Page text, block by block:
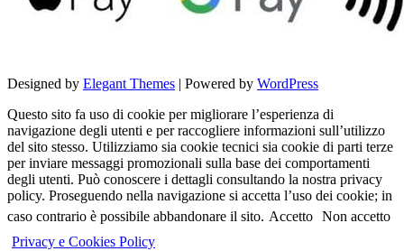
Designed by Elegant Themes | Powered by WordPress
Questo sito fa uso di cookie per migliorare l’esperienza di
navigazione degli utenti e per raccogliere informazioni sull’utilizzo
del sito stesso. Utilizziamo sia cookie tecnici sia cookie di parti terze
per inviare messaggi promozionali sulla base dei comportamenti
degli utenti. Può conoscere i dettagli consultando la nostra privacy
policy. Proseguendo nella navigazione si accetta l’uso dei cookie; in
caso contrario è possibile abbandonare il sito. Accetto Non accetto
Privacy e Cookies Policy